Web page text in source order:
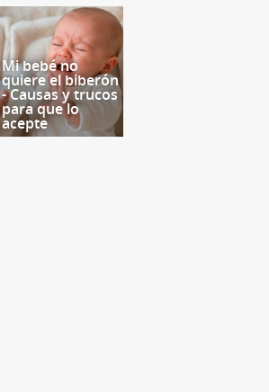
Mi bebé no
quiere el biberón
- Causas y trucos
para que lo
acepte